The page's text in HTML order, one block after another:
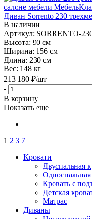
Диван Sorrento 230
В наличии
Артикул: SORRENTO-
Высота: 90 см
Ширина: 156 см
Длина: 230 см
Вес: 148 кг
213 180 ₽/шт
-
В корзину
Показать еще
1 2 3 7
Кровати
Двуспальная
Односпальная
Кровать с
Детская
Матрас
Диваны